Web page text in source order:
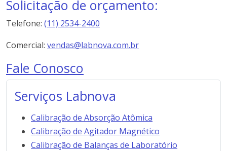
Solicitação de orçamento:
Telefone: (11) 2534-2400
Comercial: vendas@labnova.com.br
Fale Conosco
Serviços Labnova
Calibração de Absorção Atômica
Calibração de Agitador Magnético
Calibração de Balanças de Laboratório